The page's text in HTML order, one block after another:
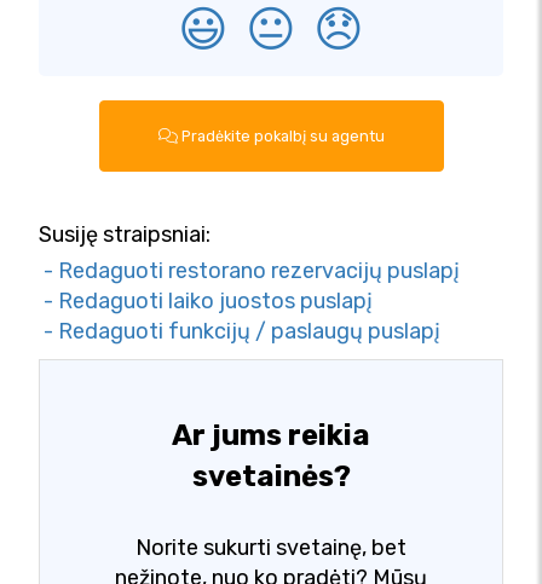
😃 😐 😞
Pradėkite pokalbį su agentu
Susiję straipsniai:
- Redaguoti restorano rezervacijų puslapį
- Redaguoti laiko juostos puslapį
- Redaguoti funkcijų / paslaugų puslapį
Ar jums reikia
svetainės?
Norite sukurti svetainę, bet
nežinote, nuo ko pradėti? Mūsų